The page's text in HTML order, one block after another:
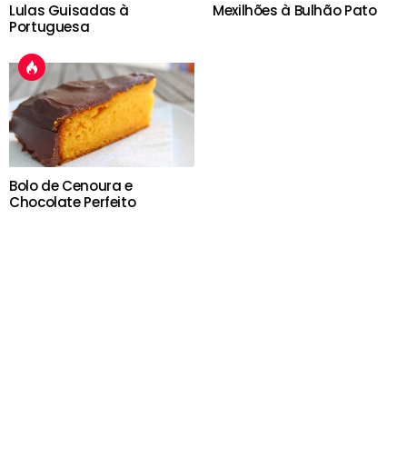
Lulas Guisadas à
Portuguesa
Mexilhões à Bulhão Pato
Bolo de Cenoura e
Chocolate Perfeito